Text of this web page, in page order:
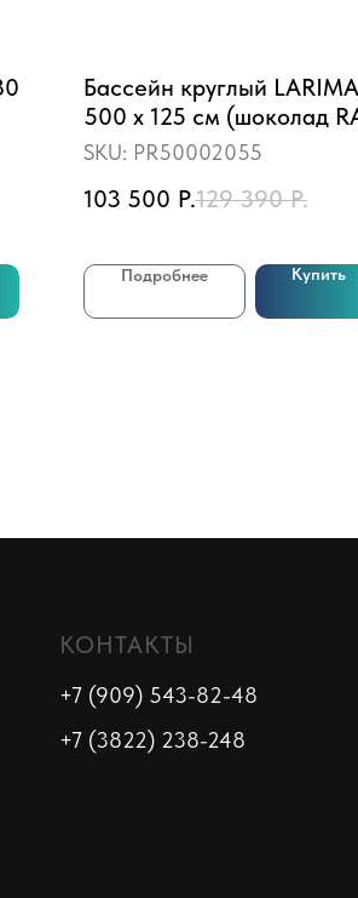
Бассейн круглый
500 х 125 см (шоколад
8017, чаша 0,55 мм)
SKU: PR50002055
103 500 Р.129 390 Р.
Подробнее Купить
КОНТАКТЫ
+7 (909) 543-82-48
+7 (3822) 238-248